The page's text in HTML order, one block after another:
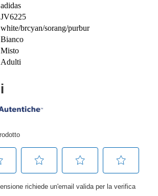
adidas
JV6225
white/brcyan/sorang/purbur
Bianco
Misto
Adulti